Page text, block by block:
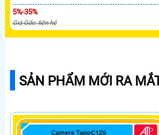
5%-35%
Giá Gốc: liên hệ
SẢN PHẨM MỚI RA